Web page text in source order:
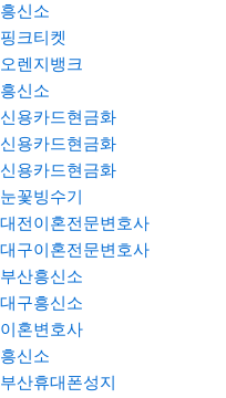
흥신소
핑크티켓
오렌지뱅크
흥신소
신용카드현금화
신용카드현금화
신용카드현금화
눈꽃빙수기
대전이혼전문변호사
대구이혼전문변호사
부산흥신소
대구흥신소
이혼변호사
흥신소
부산휴대폰성지